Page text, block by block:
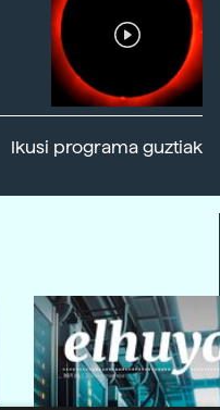
Ikusi programa guztiak